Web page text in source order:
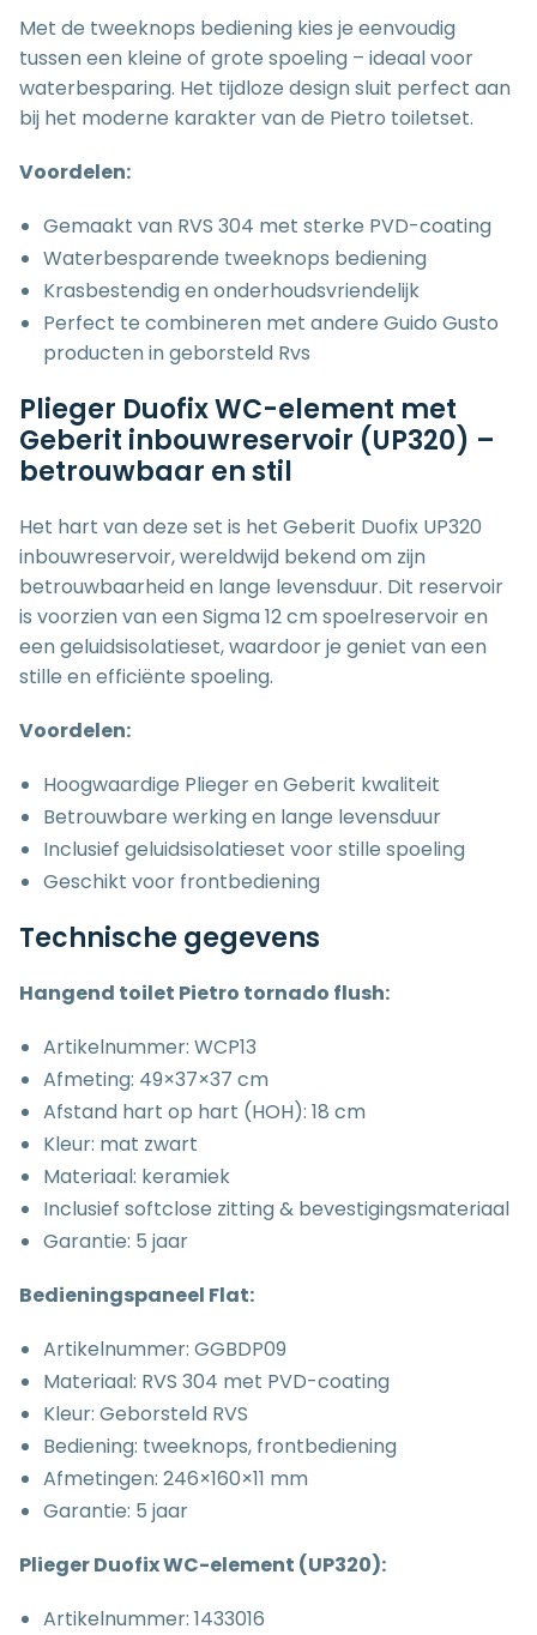
Met de tweeknops bediening kies je eenvoudig
tussen een kleine of grote spoeling – ideaal voor
waterbesparing. Het tijdloze design sluit perfect aan
bij het moderne karakter van de Pietro toiletset.
Voordelen:
Gemaakt van RVS 304 met sterke PVD-coating
Waterbesparende tweeknops bediening
Krasbestendig en onderhoudsvriendelijk
Perfect te combineren met andere Guido Gusto
producten in geborsteld Rvs
Plieger Duofix WC-element met
Geberit inbouwreservoir (UP320) –
betrouwbaar en stil
Het hart van deze set is het Geberit Duofix UP320
inbouwreservoir, wereldwijd bekend om zijn
betrouwbaarheid en lange levensduur. Dit reservoir
is voorzien van een Sigma 12 cm spoelreservoir en
een geluidsisolatieset, waardoor je geniet van een
stille en efficiënte spoeling.
Voordelen:
Hoogwaardige Plieger en Geberit kwaliteit
Betrouwbare werking en lange levensduur
Inclusief geluidsisolatieset voor stille spoeling
Geschikt voor frontbediening
Technische gegevens
Hangend toilet Pietro tornado flush:
Artikelnummer: WCP13
Afmeting: 49×37×37 cm
Afstand hart op hart (HOH): 18 cm
Kleur: mat zwart
Materiaal: keramiek
Inclusief softclose zitting & bevestigingsmateriaal
Garantie: 5 jaar
Bedieningspaneel Flat:
Artikelnummer: GGBDP09
Materiaal: RVS 304 met PVD-coating
Kleur: Geborsteld RVS
Bediening: tweeknops, frontbediening
Afmetingen: 246×160×11 mm
Garantie: 5 jaar
Plieger Duofix WC-element (UP320):
Artikelnummer: 1433016